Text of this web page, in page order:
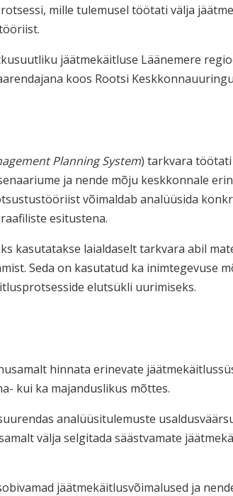
mille tulemusel töötati välja
jäätmekäitluse Läänemere
koos Rootsi
Planning System) tarkvara töötati
ja nende mõju keskkonnale
võimaldab analüüsida
esitustena.
kasutatakse laialdaselt tarkvara abil
Seda on kasutatud ka inimtegevuse
elutsükli uurimiseks.
hinnata erinevate
kui ka majanduslikus mõttes.
analüüsitulemuste
välja selgitada säästvamate
jäätmekäitlusvõimalused ja